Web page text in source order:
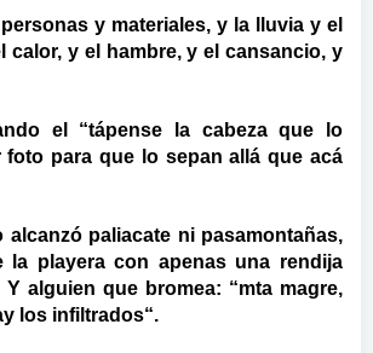
y materiales, y la lluvia y el
calor, y el hambre, y el cansancio, y
el “tápense la cabeza que lo
foto para que lo sepan allá que acá
alcanzó paliacate ni pasamontañas,
la playera con apenas una rendija
Y alguien que bromea: “mta magre,
los infiltrados“.